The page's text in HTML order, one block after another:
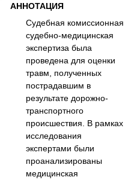
АННОТАЦИЯ
Судебная комиссионная
судебно-медицинская
экспертиза была
проведена для оценки
травм, полученных
пострадавшим в
результате дорожно-
транспортного
происшествия. В рамках
исследования
экспертами были
проанализированы
медицинская